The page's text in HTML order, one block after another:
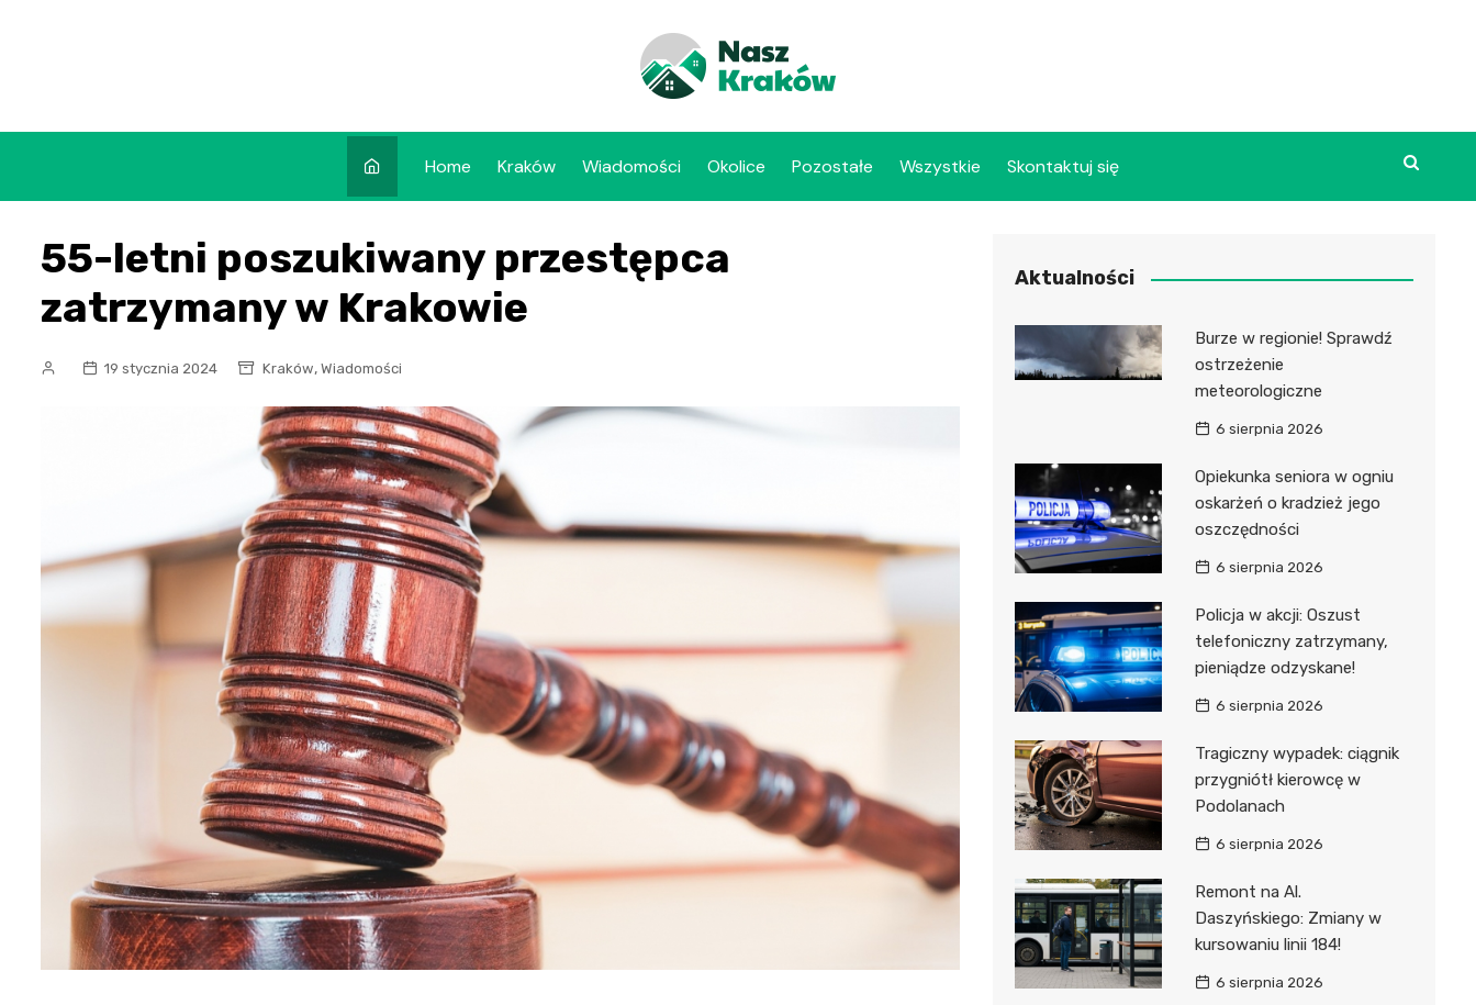
Home Kraków Wiadomości Okolice Pozostałe Wszystkie Skontaktuj się
55-letni poszukiwany przestępca
zatrzymany w Krakowie
19 stycznia 2024 Kraków, Wiadomości
Aktualności
Burze w regionie! Sprawdź
ostrzeżenie
meteorologiczne
6 sierpnia 2026
Opiekunka seniora w ogniu
oskarżeń o kradzież jego
oszczędności
6 sierpnia 2026
Policja w akcji: Oszust
telefoniczny zatrzymany,
pieniądze odzyskane!
6 sierpnia 2026
Tragiczny wypadek: ciągnik
przygniótł kierowcę w
Podolanach
6 sierpnia 2026
Remont na Al.
Daszyńskiego: Zmiany w
kursowaniu linii 184!
6 sierpnia 2026